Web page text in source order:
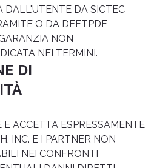
DALL'UTENTE DA SICTEC
O DA DEFTPDF
NON
NEI TERMINI.
DI
ACCETTA ESPRESSAMENTE
INC. E I PARTNER NON
NEI CONFRONTI